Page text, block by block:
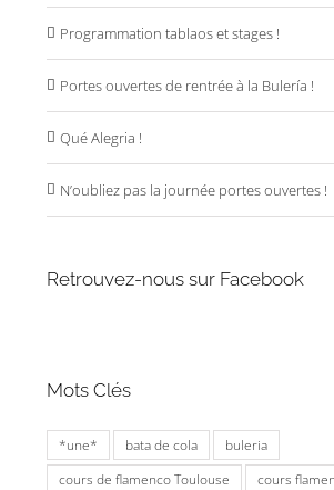
Programmation tablaos et stages !
Portes ouvertes de rentrée à la Bulería !
Qué Alegria !
N’oubliez pas la journée portes ouvertes !
Retrouvez-nous sur Facebook
Mots Clés
*une* bata de cola
buleria
cours de flamenco Toulouse
cours